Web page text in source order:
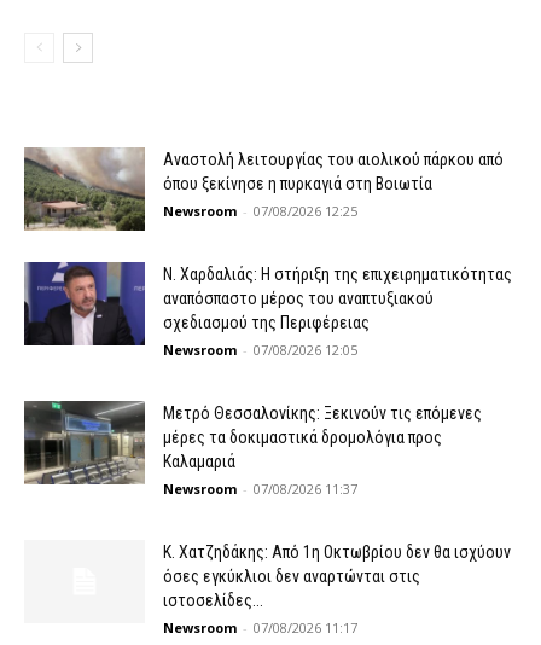
Αναστολή λειτουργίας του αιολικού πάρκου από
όπου ξεκίνησε η πυρκαγιά στη Βοιωτία
Newsroom - 07/08/2026 12:25
Ν. Χαρδαλιάς: Η στήριξη της επιχειρηματικότητας
αναπόσπαστο μέρος του αναπτυξιακού
σχεδιασμού της Περιφέρειας
Newsroom - 07/08/2026 12:05
Μετρό Θεσσαλονίκης: Ξεκινούν τις επόμενες
μέρες τα δοκιμαστικά δρομολόγια προς
Καλαμαριά
Newsroom - 07/08/2026 11:37
Κ. Χατζηδάκης: Από 1η Οκτωβρίου δεν θα ισχύουν
όσες εγκύκλιοι δεν αναρτώνται στις
ιστοσελίδες...
Newsroom - 07/08/2026 11:17